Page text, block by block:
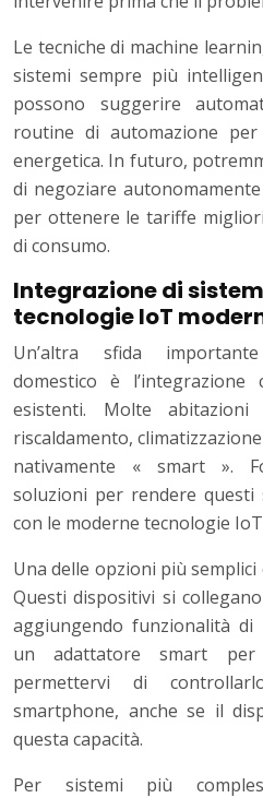
Le tecniche di machine
sistemi sempre più
possono suggerire
routine di automazione per
energetica. In futuro,
di negoziare
per ottenere le tariffe
di consumo.
Integrazione di
tecnologie IoT
Un’altra sfida
domestico è
esistenti. Molte
riscaldamento,
nativamente « smart ».
soluzioni per rendere questi
con le moderne tecnologie
Una delle opzioni più
Questi dispositivi si
aggiungendo funzionalità di
un adattatore smart
permettervi di
smartphone, anche se il
questa capacità.
Per sistemi più